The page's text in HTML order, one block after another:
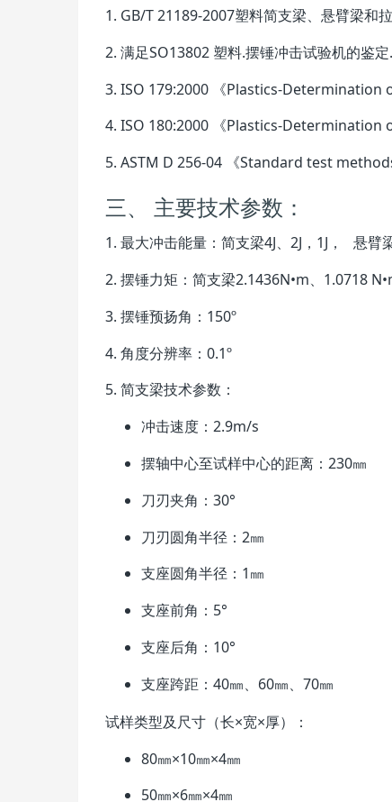
1. GB/T 21189-2007塑料简支梁、悬臂梁和
2. 满足SO13802 塑料.摆锤冲击试验机的鉴
3. ISO 179:2000 《Plastics-Determination
4. ISO 180:2000 《Plastics-Determination
5. ASTM D 256-04 《Standard test
三、 主要技术参数：
1. 最大冲击能量：简支梁4J、2J，1J， 悬臂
2. 摆锤力矩：简支梁2.1436N•m、1.0718
3. 摆锤预扬角：150º
4. 角度分辨率：0.1º
5. 简支梁技术参数：
冲击速度：2.9m/s
摆轴中心至试样中心的距离：230㎜
刀刃夹角：30°
刀刃圆角半径：2㎜
支座圆角半径：1㎜
支座前角：5°
支座后角：10°
支座跨距：40㎜、60㎜、70㎜
试样类型及尺寸（长×宽×厚）：
80㎜×10㎜×4㎜
50㎜×6㎜×4㎜